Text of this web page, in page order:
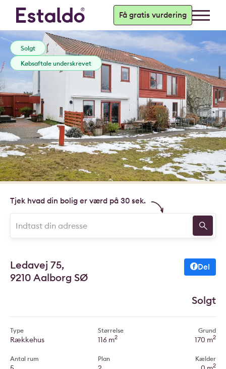
Få gratis vurdering
Solgt
Købsaftale underskrevet
Tjek hvad din bolig er værd på 30 sek.
Ledavej 75,
9210 Aalborg SØ
Del
Solgt
Type
Rækkehus
Antal rum
Størrelse
116 m2
Plan
Grund
170 m2
Kælder
2